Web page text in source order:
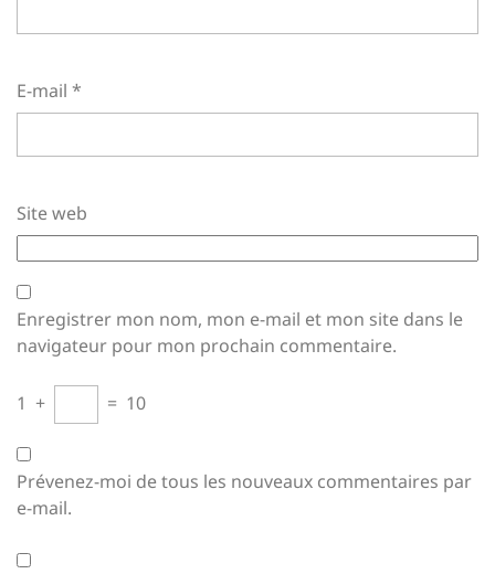
E-mail *
Site web
Enregistrer mon nom, mon e-mail et mon site dans le
navigateur pour mon prochain commentaire.
1 + = 10
Prévenez-moi de tous les nouveaux commentaires par
e-mail.